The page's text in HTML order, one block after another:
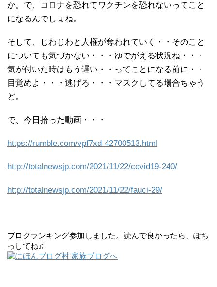
か。で、コロナを恐れてワクチンを恐れないってこと
になるんでしょね。
そして、じわじわと人権が奪われていく・・そのこと
についても気づかない・・・ゆでがえる状況ね・・・
気が付いた時はもう遅い・・ってことになる前に・・
目覚めよ・・・逃げろ・・・マスクしてる場合ちゃう
ど。
で、今日拾った動画・・・
https://rumble.com/vpf7xd-42700513.html
http://totalnewsjp.com/2021/11/22/covid19-240/
http://totalnewsjp.com/2021/11/22/fauci-29/
ブログランキング参加しました。読んで良かったら、ぽち
っしてね♫